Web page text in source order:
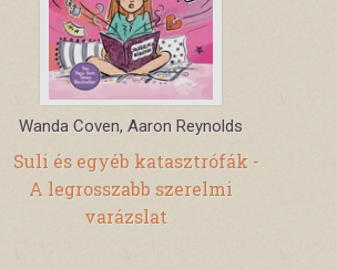
Wanda Coven, Aaron Reynolds
Suli és egyéb katasztrófák -
A legrosszabb szerelmi
varázslat